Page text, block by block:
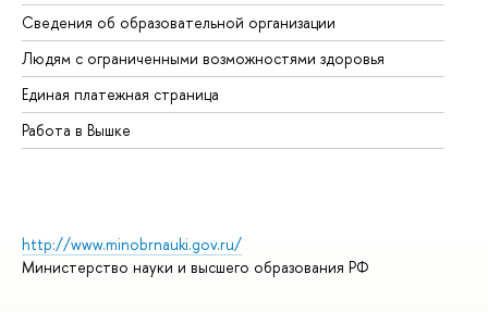
Сведения об образовательной организации
Людям с ограниченными возможностями здоровья
Единая платежная страница
Работа в Вышке
http://www.minobrnauki.gov.ru/
Министерство науки и высшего образования РФ